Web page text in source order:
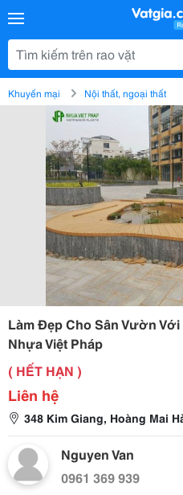
Khuyến mại Nội thất, ngoại thất
Làm Đẹp Cho Sân Vườn
Nhựa Việt Pháp
( HẾT HẠN )
Liên hệ
348 Kim Giang, Hoàng Mai
Nguyen Van
0961 369 939